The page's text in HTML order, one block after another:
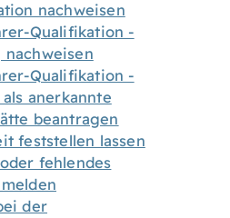
nachweisen
Qualifikation -
Qualifikation -
anerkannte
beantragen
feststellen lassen
fehlendes
der